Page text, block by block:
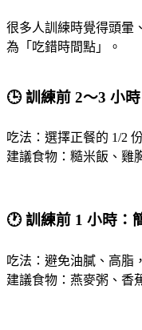
很多人訓練時覺得頭暈
為「吃錯時間點」。
🕒 訓練前 2～3 小
吃法：選擇正餐的 1/2
建議食物：糙米飯、雞
🕐 訓練前 1 小時：
吃法：避免油膩、高脂
建議食物：燕麥粥、香